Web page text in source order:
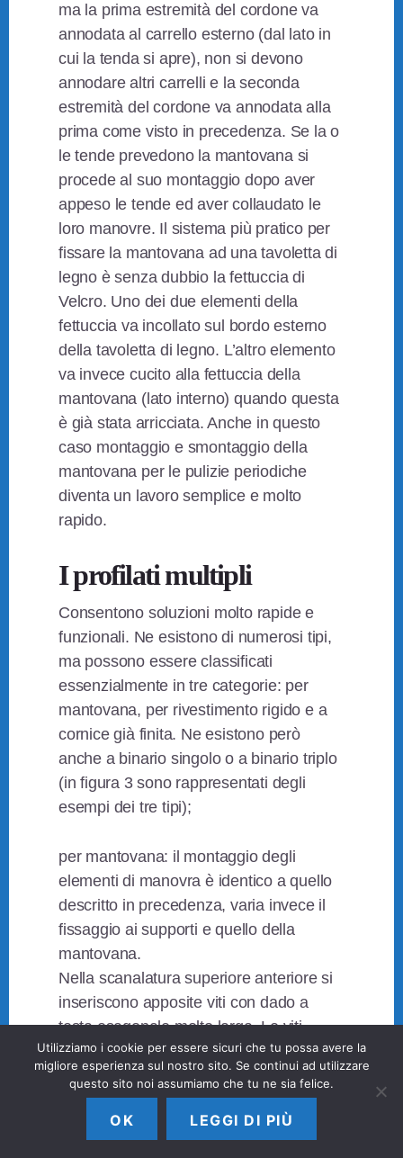
ma la prima estremità del cordone va
annodata al carrello esterno (dal lato in
cui la tenda si apre), non si devono
annodare altri carrelli e la seconda
estremità del cordone va annodata alla
prima come visto in precedenza. Se la o
le tende prevedono la mantovana si
procede al suo montaggio dopo aver
appeso le tende ed aver collaudato le
loro manovre. Il sistema più pratico per
fissare la mantovana ad una tavoletta di
legno è senza dubbio la fettuccia di
Velcro. Uno dei due elementi della
fettuccia va incollato sul bordo esterno
della tavoletta di legno. L’altro elemento
va invece cucito alla fettuccia della
mantovana (lato interno) quando questa
è già stata arricciata. Anche in questo
caso montaggio e smontaggio della
mantovana per le pulizie periodiche
diventa un lavoro semplice e molto
rapido.
I profilati multipli
Consentono soluzioni molto rapide e
funzionali. Ne esistono di numerosi tipi,
ma possono essere classificati
essenzialmente in tre categorie: per
mantovana, per rivestimento rigido e a
cornice già finita. Ne esistono però
anche a binario singolo o a binario triplo
(in figura 3 sono rappresentati degli
esempi dei tre tipi);
per mantovana: il montaggio degli
elementi di manovra è identico a quello
descritto in precedenza, varia invece il
fissaggio ai supporti e quello della
mantovana.
Nella scanalatura superiore anteriore si
inseriscono apposite viti con dado a
testa esagonale molto larga. Le viti
vanno fissate ai supporti a squadra che
è necessario usare anche nei montaggi
a contatto col soffitto. La comodità di
questo montaggio consiste nel fatto che
Utilizziamo i cookie per essere sicuri che tu possa avere la
migliore esperienza sul nostro sito. Se continui ad utilizzare
questo sito noi assumiamo che tu ne sia felice.
OK LEGGI DI PIÙ